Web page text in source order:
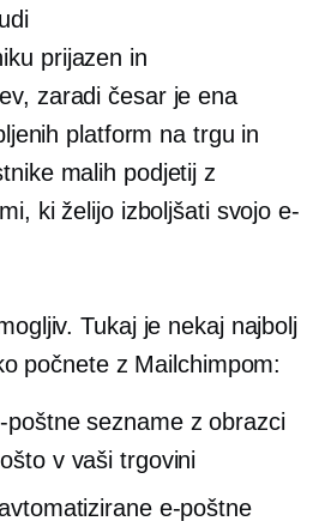
prijazen in
zaradi česar je ena
platform na trgu in
malih podjetij z
ki želijo izboljšati svojo e-
Tukaj je nekaj najbolj
počnete z Mailchimpom:
poštne sezname z obrazci
v vaši trgovini
e-poštne